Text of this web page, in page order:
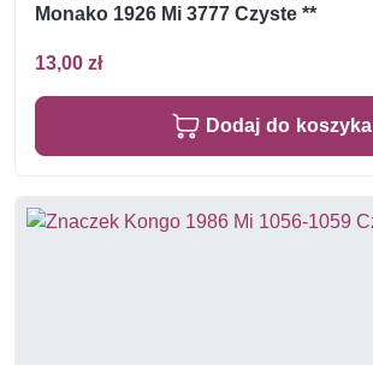
Monako 1926 Mi 3777 Czyste **
13,00 zł
Dodaj do koszyka